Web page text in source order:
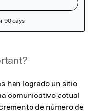
han logrado un sitio
comunicativo actual
de número de